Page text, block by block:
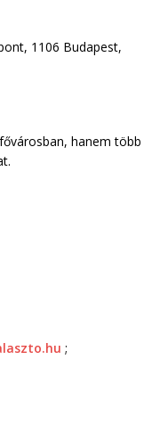
1106 Budapest,
hanem több
;